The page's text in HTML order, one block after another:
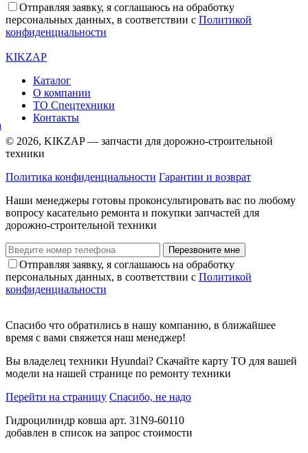
Отправляя заявку, я соглашаюсь на обработку
персональных данных, в соответствии с Политикой
конфиденциальности
KIKZAP
Каталог
О компании
ТО Спецтехники
Контакты
© 2026, KIKZAP — запчасти для дорожно-строительной
техники
Политика конфиденциальности Гарантии и возврат
Наши менеджеры готовы проконсультировать вас по любому
вопросу касательно ремонта и покупки запчастей для
дорожно-строительной техники
Перезвоните мне
Отправляя заявку, я соглашаюсь на обработку
персональных данных, в соответствии с Политикой
конфиденциальности
Спасибо что обратились в нашу компанию, в ближайшее
время с вами свяжется наш менеджер!
Вы владелец техники Hyundai? Скачайте карту ТО для вашей
модели на нашей странице по ремонту техники
Перейти на страницу Спасибо, не надо
Гидроцилиндр ковша арт. 31N9-60110
добавлен в список на запрос стоимости